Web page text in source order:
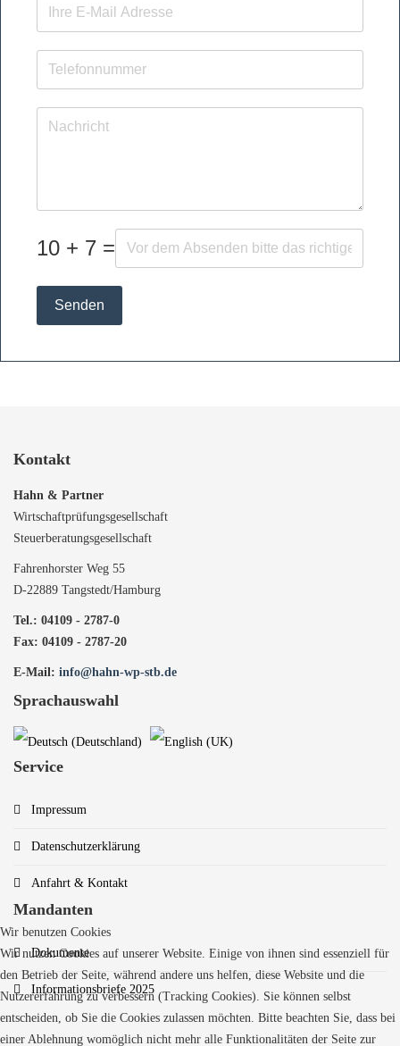
10 + 7 =
Senden
Kontakt
Hahn & Partner
Wirtschaftprüfungsgesellschaft
Steuerberatungsgesellschaft
Fahrenhorster Weg 55
D-22889 Tangstedt/Hamburg
Tel.: 04109 - 2787-0
Fax: 04109 - 2787-20
E-Mail: info@hahn-wp-stb.de
Sprachauswahl
Service
Impressum
Datenschutzerklärung
Anfahrt & Kontakt
Mandanten
Dokumente
Informationsbriefe 2025
Wir benutzen Cookies
Wir nutzen Cookies auf unserer Website. Einige von ihnen sind essenziell für
den Betrieb der Seite, während andere uns helfen, diese Website und die
Nutzererfahrung zu verbessern (Tracking Cookies). Sie können selbst
entscheiden, ob Sie die Cookies zulassen möchten. Bitte beachten Sie, dass bei
einer Ablehnung womöglich nicht mehr alle Funktionalitäten der Seite zur